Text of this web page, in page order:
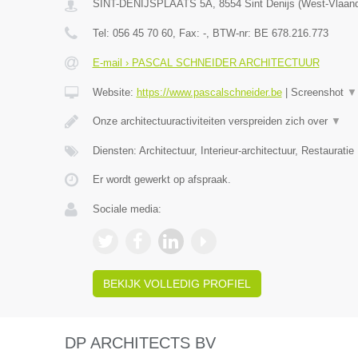
SINT-DENIJSPLAATS 5A, 8554 Sint Denijs (West-
Tel: 056 45 70 60, Fax: -, BTW-nr: BE 678.216.773
E-mail › PASCAL SCHNEIDER ARCHITECTUUR
Website: https://www.pascalschneider.be| Screenshot ▼
Onze architectuuractiviteiten verspreiden zich over ▼
Diensten: Architectuur, Interieur-architectuur, Restauratie
Er wordt gewerkt op afspraak.
Sociale media:
BEKIJK VOLLEDIG PROFIEL
DP ARCHITECTS BV